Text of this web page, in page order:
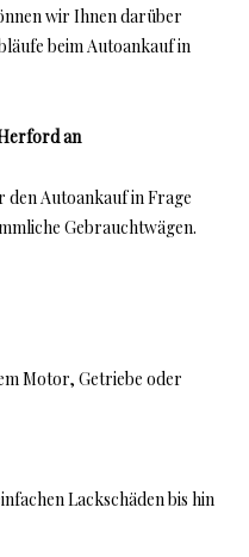
wir Ihnen darüber
beim Autoankauf in
an
den Autoankauf in Frage
Gebrauchtwägen.
Motor, Getriebe oder
Lackschäden bis hin